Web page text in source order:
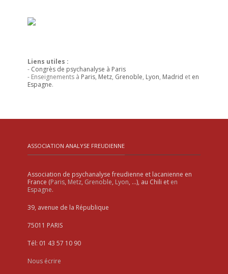
Liens utiles :
- Congrès de psychanalyse à Paris
- Enseignements à Paris, Metz, Grenoble, Lyon, Madrid et en
Espagne.
ASSOCIATION ANALYSE FREUDIENNE
Association de psychanalyse freudienne et lacanienne en
France (Paris, Metz, Grenoble, Lyon, …), au Chili et en
Espagne.
39, avenue de la République
75011 PARIS
Tél: 01 43 57 10 90
Nous écrire